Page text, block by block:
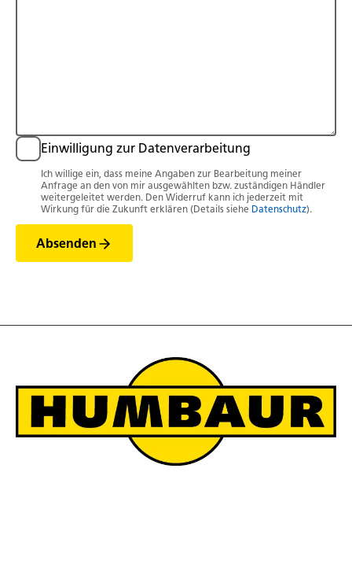
Einwilligung zur Datenverarbeitung
Ich willige ein, dass meine Angaben zur Bearbeitung meiner
Anfrage an den von mir ausgewählten bzw. zuständigen Händler
weitergeleitet werden. Den Widerruf kann ich jederzeit mit
Wirkung für die Zukunft erklären (Details siehe Datenschutz).
Absenden